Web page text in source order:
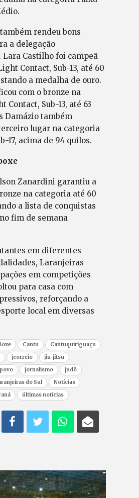
rendeu bons
a delegação
Castilho foi campeã
Contact, Sub-13, até 60
a medalha de ouro.
com o bronze na
Contact, Sub-13, até 63
Damázio também
lugar na categoria
17, acima de 94 quilos.
Zanardini garantiu a
na categoria até 60
a lista de conquistas
fim de semana
em diferentes
Laranjeiras
em competições
para casa com
reforçando a
local em diversas
Cantu
Cantuquiriguaçu
jcorreio
jiu-jítsu
jornalismo
judô
do Sul
Notícias
últimas notícias